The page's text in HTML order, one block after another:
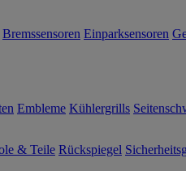
Bremssensoren Einparksensoren
Embleme Kühlergrills
& Teile Rückspiegel